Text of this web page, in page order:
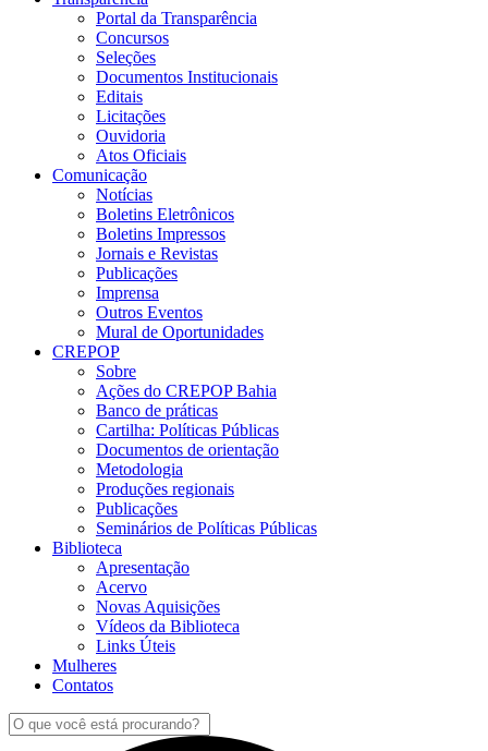
Portal da Transparência
Concursos
Seleções
Documentos Institucionais
Editais
Licitações
Ouvidoria
Atos Oficiais
Comunicação
Notícias
Boletins Eletrônicos
Boletins Impressos
Jornais e Revistas
Publicações
Imprensa
Outros Eventos
Mural de Oportunidades
CREPOP
Sobre
Ações do CREPOP Bahia
Banco de práticas
Cartilha: Políticas Públicas
Documentos de orientação
Metodologia
Produções regionais
Publicações
Seminários de Políticas Públicas
Biblioteca
Apresentação
Acervo
Novas Aquisições
Vídeos da Biblioteca
Links Úteis
Mulheres
Contatos